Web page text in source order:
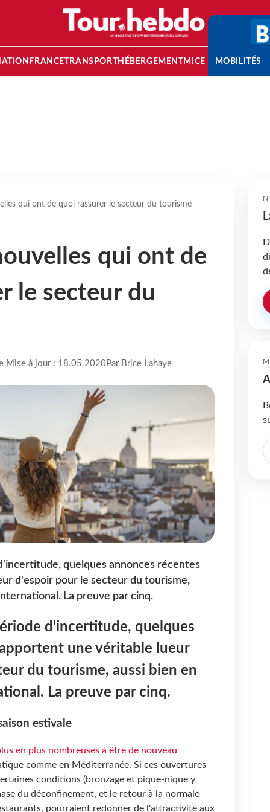
FRANCETRANSPORT HÉBERGEMENTMICE MOBILITÉS
qui ont de quoi rassurer le secteur du tourisme
qui ont de
le secteur du
Mise à jour : 18.05.2020Par Brice Lahaye
quelques annonces récentes
d'espoir pour le secteur du tourisme,
La preuve par cinq.
d'incertitude, quelques
une véritable lueur
du tourisme, aussi bien en
La preuve par cinq.
estivale
en plus nombreuses à être de nouveau
comme en Méditerranée. Si ces ouvertures
conditions (bronzage et pique-nique y
du déconfinement, et le retour à la normale
pourraient redonner de l'attractivité aux